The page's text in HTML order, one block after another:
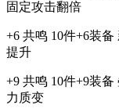
固定攻击翻倍
+6 共鸣 10件+6装
提升
+9 共鸣 10件+9装
力质变